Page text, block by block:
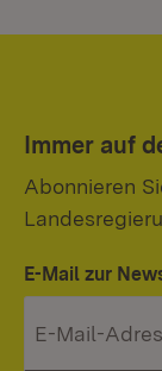
Immer auf
Abonnieren
E-Mail zur